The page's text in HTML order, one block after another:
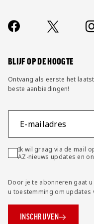
Contact
FAQ
Socials
https:// X
BLIJF OP DE HOOGTE
Ontvang als eerste het
beste aanbiedingen!
E-mailadres
Ik wil graag via de mail
AZ-nieuws updates en
Door je te abonneren gaat
u toestemming om updates
INSCHRIJVEN